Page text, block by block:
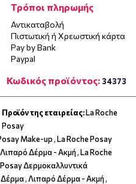
Τρόποι πληρωμής
Αντικαταβολή
Πιστωτική ή Χρεωστική κάρτα
Pay by Bank
Paypal
Κωδικός προϊόντος: 34373
Προϊόν της εταιρείας:La Roche
Posay
Make-up,La Roche Posay
Δέρμα - Ακμή,La Roche
Δερμοκαλλυντικά
Δέρμα,Λιπαρό Δέρμα - Ακμή,